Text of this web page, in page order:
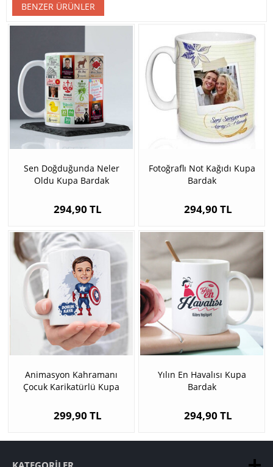
BENZER ÜRÜNLER
Sen Doğduğunda Neler
Oldu Kupa Bardak
294,90 TL
Fotoğraflı Not Kağıdı Kupa
Bardak
294,90 TL
Animasyon Kahramanı
Çocuk Karikatürlü Kupa
299,90 TL
Yılın En Havalısı Kupa
Bardak
294,90 TL